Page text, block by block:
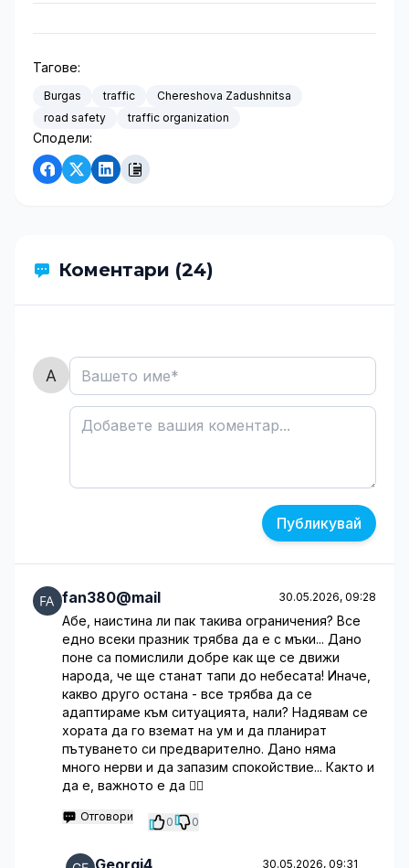
Тагове:
Burgas traffic
Chereshova Zadushnitsa
road safety
traffic organization
Сподели:
Коментари (24)
Публикувай
fan380@mail 30.05.2026, 09:28
Абе, наистина ли пак такива ограничения? Все
едно всеки празник трябва да е с мъки... Дано
поне са помислили добре как ще се движи
народа, че ще станат тапи до небесата! Иначе,
какво друго остана - все трябва да се
адаптираме към ситуацията, нали? Надявам се
хората да го вземат на ум и да планират
пътуването си предварително. Дано няма
много нерви и да запазим спокойствие... Както и
да е, важното е да 🤦‍♂️
Отговори 0 0
Georgi4 30.05.2026, 09:31